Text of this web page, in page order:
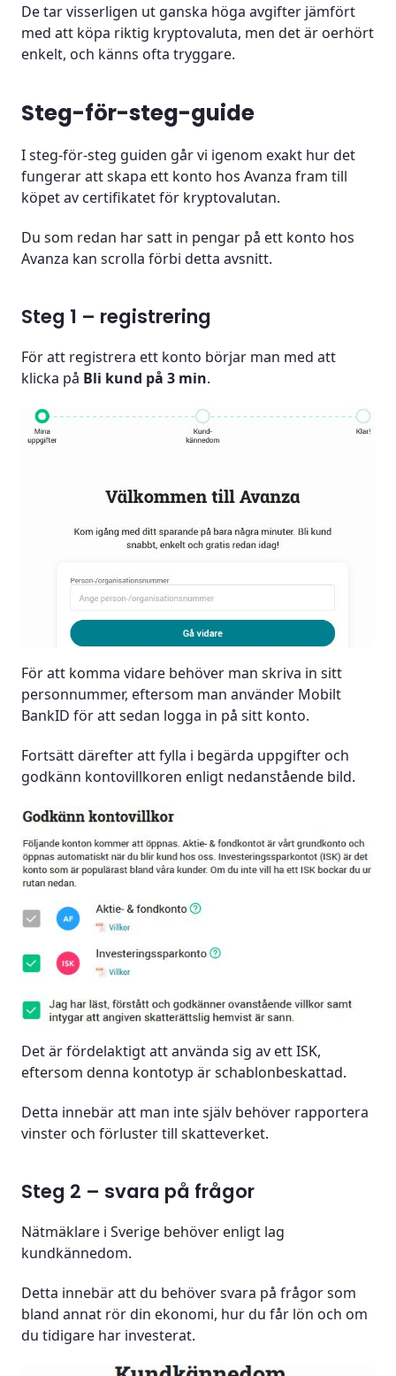
De tar visserligen ut ganska höga avgifter jämfört
med att köpa riktig kryptovaluta, men det är oerhört
enkelt, och känns ofta tryggare.
Steg-för-steg-guide
I steg-för-steg guiden går vi igenom exakt hur det
fungerar att skapa ett konto hos Avanza fram till
köpet av certifikatet för kryptovalutan.
Du som redan har satt in pengar på ett konto hos
Avanza kan scrolla förbi detta avsnitt.
Steg 1 – registrering
För att registrera ett konto börjar man med att
klicka på Bli kund på 3 min.
För att komma vidare behöver man skriva in sitt
personnummer, eftersom man använder Mobilt
BankID för att sedan logga in på sitt konto.
Fortsätt därefter att fylla i begärda uppgifter och
godkänn kontovillkoren enligt nedanstående bild.
Det är fördelaktigt att använda sig av ett ISK,
eftersom denna kontotyp är schablonbeskattad.
Detta innebär att man inte själv behöver rapportera
vinster och förluster till skatteverket.
Steg 2 – svara på frågor
Nätmäklare i Sverige behöver enligt lag
kundkännedom.
Detta innebär att du behöver svara på frågor som
bland annat rör din ekonomi, hur du får lön och om
du tidigare har investerat.